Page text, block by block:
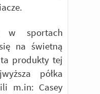
sportach
na świetną
produkty tej
półka
m.in: Casey